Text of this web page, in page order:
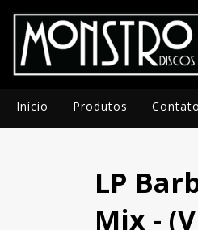
Início Produtos Contato
LP
Mix -